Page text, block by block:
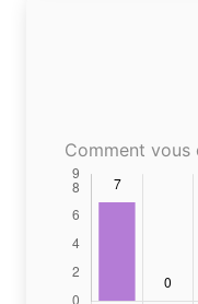
Comment vous